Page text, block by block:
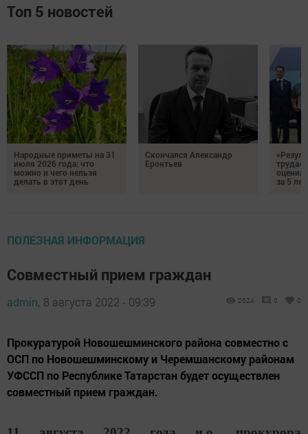
Топ 5 новостей
Народные приметы на 31
июля 2026 года: что
можно и чего нельзя
делать в этот день
Скончался Александр
Еронтьев
за 5 лет
ПОЛЕЗНАЯ ИНФОРМАЦИЯ
Совместный прием граждан
admin, 8 августа 2022 - 09:39 2624 0 0
Прокуратурой Новошешминского района совместно с
ОСП по Новошешминскому и Черемшанскому районам
УФССП по Республике Татарстан будет осуществлен
совместный прием граждан.